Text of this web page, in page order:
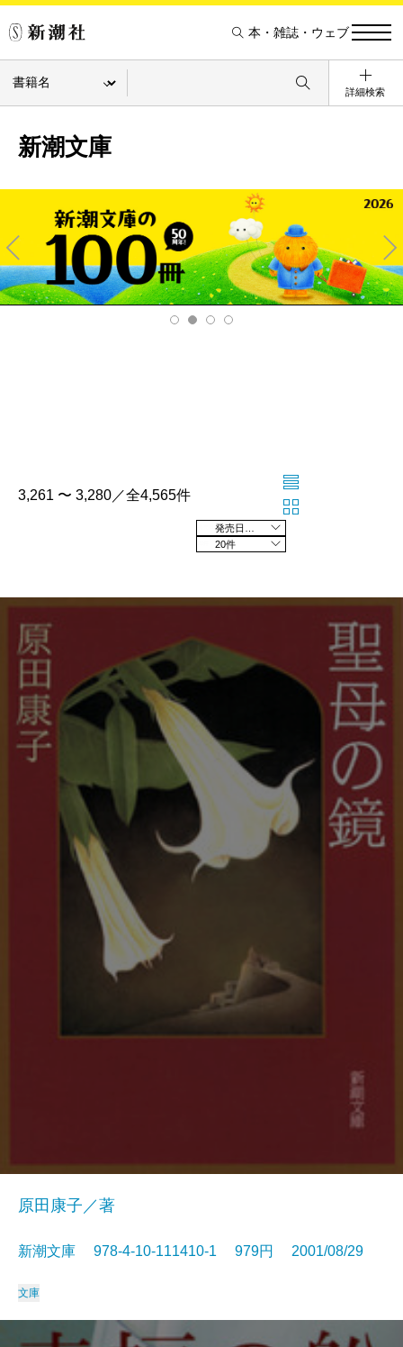
本・雑誌・ウェブ
詳細検索
新潮文庫
Pre
v
Ne
xt
3,261 〜 3,280／全4,565件
20件
原田康子／著
新潮文庫 978-4-10-111410-1 979円 2001/08/29
文庫